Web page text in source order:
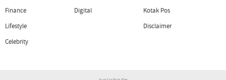
Finance
Lifestyle
Celebrity
Digital
Kotak Pos
Disclaimer